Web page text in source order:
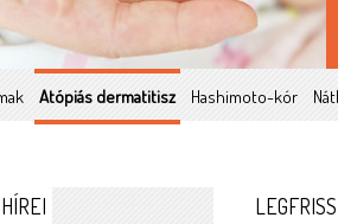
Atópiás dermatitisz Hashimoto-kór